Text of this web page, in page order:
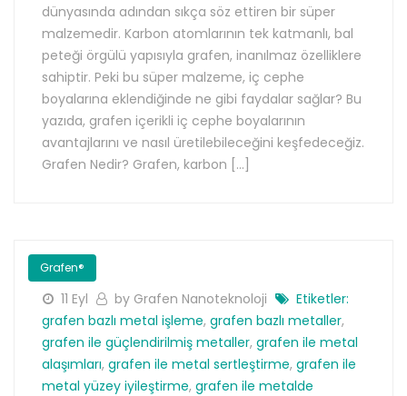
dünyasında adından sıkça söz ettiren bir süper
malzemedir. Karbon atomlarının tek katmanlı, bal
peteği örgülü yapısıyla grafen, inanılmaz özelliklere
sahiptir. Peki bu süper malzeme, iç cephe
boyalarına eklendiğinde ne gibi faydalar sağlar? Bu
yazıda, grafen içerikli iç cephe boyalarının
avantajlarını ve nasıl üretilebileceğini keşfedeceğiz.
Grafen Nedir? Grafen, karbon […]
Grafen®
11 Eyl by Grafen Nanoteknoloji
Etiketler:
grafen bazlı metal işleme, grafen bazlı metaller,
grafen ile güçlendirilmiş metaller, grafen ile metal
alaşımları, grafen ile metal sertleştirme, grafen ile
metal yüzey iyileştirme, grafen ile metalde